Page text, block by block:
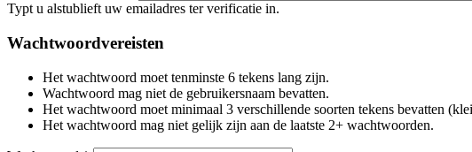
Typt u alstublieft uw emailadres ter verificatie in.
Wachtwoordvereisten
Het wachtwoord moet tenminste 6 tekens lang zijn.
Wachtwoord mag niet de gebruikersnaam bevatten.
Het wachtwoord moet minimaal 3 verschillende soorten tekens bevatten
Het wachtwoord mag niet gelijk zijn aan de laatste 2+ wachtwoorden.